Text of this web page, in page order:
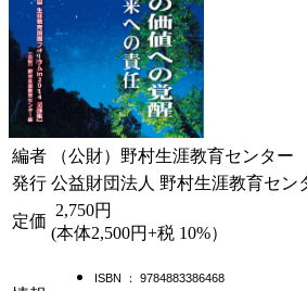
編者
（公財）野村生涯教育センター
発行 公益財団法人 野村生涯教育セン
定価
2,750円
(本体2,500円+税 10%）
ISBN ： 9784883386468